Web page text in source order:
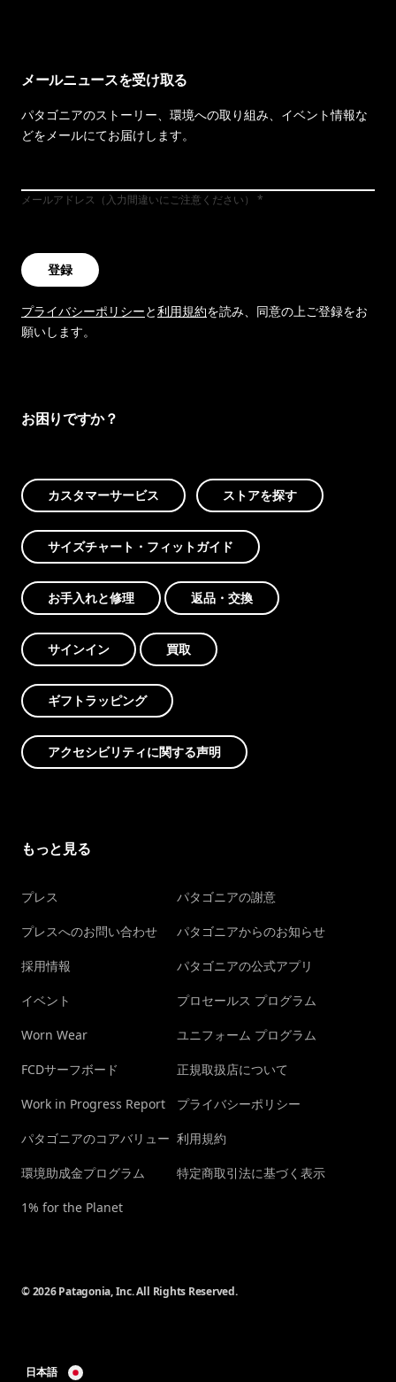
メールニュースを受け取る
パタゴニアのストーリー、環境への取り組み、イベント情報な
どをメールにてお届けします。
メールアドレス（入力間違いにご注意ください）
登録
プライバシーポリシーと利用規約を読み、同意の上ご登録をお
願いします。
お困りですか？
カスタマーサービス ストアを探す
サイズチャート・フィットガイド
お手入れと修理 返品・交換
サインイン 買取
ギフトラッピング
アクセシビリティに関する声明
もっと見る
プレス
プレスへのお問い合わせ
採用情報
イベント
Worn Wear
FCDサーフボード
Work in Progress Report
パタゴニアのコアバリュー
環境助成金プログラム
1% for the Planet
パタゴニアの謝意
パタゴニアからのお知らせ
パタゴニアの公式アプリ
プロセールス プログラム
ユニフォーム プログラム
正規取扱店について
プライバシーポリシー
利用規約
特定商取引法に基づく表示
© 2026 Patagonia, Inc. All Rights Reserved.
日本語